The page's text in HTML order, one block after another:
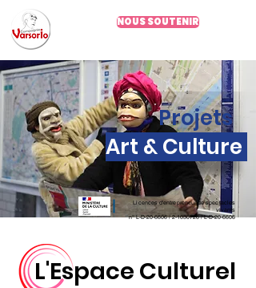
NOUS SOUTENIR
Projets
Art & Culture
Licences d'entrepreneur de spectacles
vivants
n°L-D-20-6606 /2-1030726/ L-D-20-6606
L'Espace Culturel